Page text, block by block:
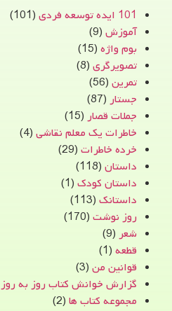
101 ایده توسعه فردی
(101)
آموزش (9)
بوم واژه (15)
تصویرگری (8)
تمرین (56)
جستار (87)
جملات قصار (15)
خاطرات یک معلم نقاشی (4)
خرده خاطرات (29)
داستان (118)
داستان کودک (1)
داستانک (113)
روز نوشت (170)
شعر (9)
قطعه (1)
قوانین من (3)
گزارش خوانش کتاب روز به روز
مجموعه کتاب ها (2)